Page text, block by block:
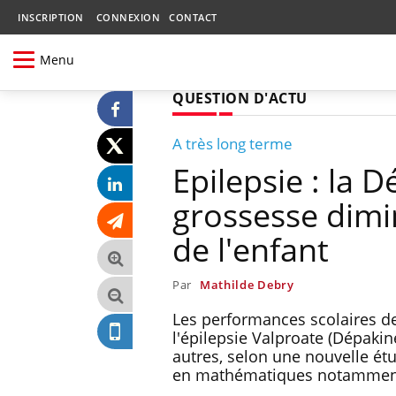
INSCRIPTION CONNEXION CONTACT
Menu
QUESTION D'ACTU
A très long terme
Epilepsie : la
grossesse
de l'enfant
Par Mathilde Debry
Les performances scolaires
l'épilepsie Valproate
autres, selon une nouvelle
en mathématiques